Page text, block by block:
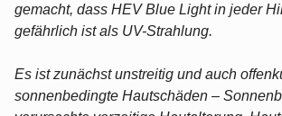
gemacht, dass HEV Blue Light in jeder
gefährlich ist als UV-Strahlung.
Es ist zunächst unstreitig und auch
sonnenbedingte Hautschäden –